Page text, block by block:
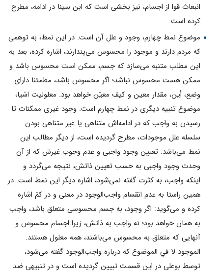
انبعاث قوا از اجسام، نيز بخشى است كه ابن سينا در ادامه، مطرح
كرده است.
موضوع نمط چهارم، وجود و علل آن است. در اين نمط، به توهمى
كه مردم دارند و موجود را محسوس مى‌پندارند، اشاره كرده، بعد به
اين مطلب متنبه مى‌سازد كه جسم، ممكن است محسوس باشد و
ممكن هست محسوس نباشد؛ اگر محسوس باشد، مطمئنا داراى
وضع، أين، مقدار معين و كيف معيّن خواهد بود. معلولیت اشيا،
موضوع تنبيه ديگرى در نمط چهارم است. وجود غيرى ممكنات تا
رسيدن به واجب كه در ادامه‌اش متناهى يا غير متناهى بودن
سلسله علل موجودات، مطرح گرديده است، از ديگر مطالب اين
نمط مى‌باشد. تعيين وجود واجبى و عدم وجوب غيرش كه از آن
وحدت وجود واجبى به حسب تعيين ذاتش، نتيجه مى‌گردد و
اينكه واجب، به كثرت گفته نمى‌شود، اشاره ديگر اين نمط است. در
همين راستا به عدم انقسام واجب‌الوجود در معنى و در كمّ اشاره
كرده و مى‌گويد: اگر وجود، به جسم محسوسى متعلق باشد، واجب
به همان خواهد بود؛ نه واجب به ذاتش، زيرا اجسام محسوس و
آنهایى كه متعلق به محسوس مى‌باشند، همه معلول هستند.
الموجود لا في الموضوع كه درباره واجب‌الوجود گفته مى‌شود،
توسط بوعلى در اين قسمت تبيين گرديده است و در تنبيهى ضد